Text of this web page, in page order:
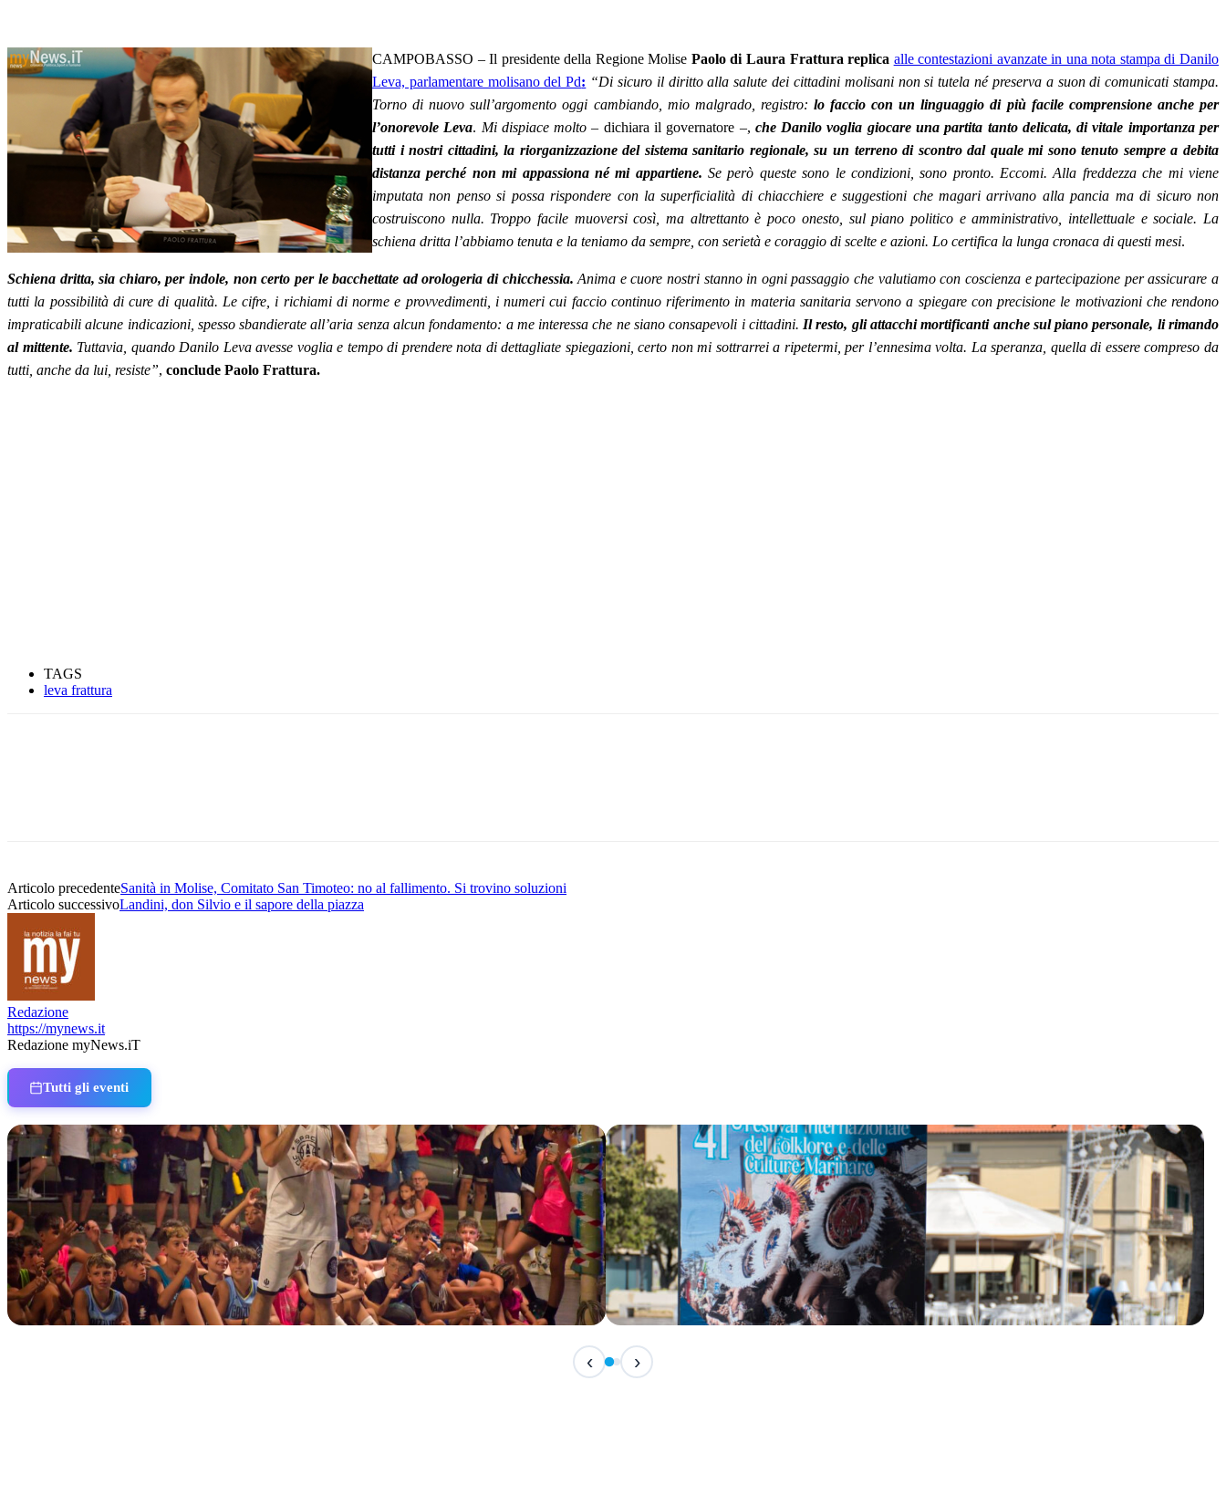
CAMPOBASSO – Il presidente della Regione Molise Paolo di Laura Frattura replica alle contestazioni avanzate in una nota stampa di Danilo
Leva, parlamentare molisano del Pd: “Di sicuro il diritto alla salute dei cittadini molisani non si tutela né preserva a suon di comunicati stampa.
Torno di nuovo sull’argomento oggi cambiando, mio malgrado, registro: lo faccio con un linguaggio di più facile comprensione anche per
l’onorevole Leva. Mi dispiace molto – dichiara il governatore –, che Danilo voglia giocare una partita tanto delicata, di vitale importanza per
tutti i nostri cittadini, la riorganizzazione del sistema sanitario regionale, su un terreno di scontro dal quale mi sono tenuto sempre a debita
distanza perché non mi appassiona né mi appartiene. Se però queste sono le condizioni, sono pronto. Eccomi. Alla freddezza che mi viene
imputata non penso si possa rispondere con la superficialità di chiacchiere e suggestioni che magari arrivano alla pancia ma di sicuro non
costruiscono nulla. Troppo facile muoversi così, ma altrettanto è poco onesto, sul piano politico e amministrativo, intellettuale e sociale. La
schiena dritta l’abbiamo tenuta e la teniamo da sempre, con serietà e coraggio di scelte e azioni. Lo certifica la lunga cronaca di questi mesi.
Schiena dritta, sia chiaro, per indole, non certo per le bacchettate ad orologeria di chicchessia.Anima e cuore nostri stanno in ogni passaggio che valutiamo con coscienza e partecipazione per assicurare a
tutti la possibilità di cure di qualità. Le cifre, i richiami di norme e provvedimenti, i numeri cui faccio continuo riferimento in materia sanitaria servono a spiegare con precisione le motivazioni che rendono
impraticabili alcune indicazioni, spesso sbandierate all’aria senza alcun fondamento: a me interessa che ne siano consapevoli i cittadini. Il resto, gli attacchi mortificanti anche sul piano personale, li rimando
al mittente. Tuttavia, quando Danilo Leva avesse voglia e tempo di prendere nota di dettagliate spiegazioni, certo non mi sottrarrei a ripetermi, per l’ennesima volta. La speranza, quella di essere compreso da
tutti, anche da lui, resiste”, conclude Paolo Frattura.
TAGS
leva frattura
Articolo precedenteSanità in Molise, Comitato San Timoteo: no al fallimento. Si trovino soluzioni
Articolo successivoLandini, don Silvio e il sapore della piazza
Redazione
https://mynews.it
Redazione myNews.iT
Tutti gli eventi
IN ARRIVO
Festival Internazionale del Folklore - 41ª edizione
‹ ›